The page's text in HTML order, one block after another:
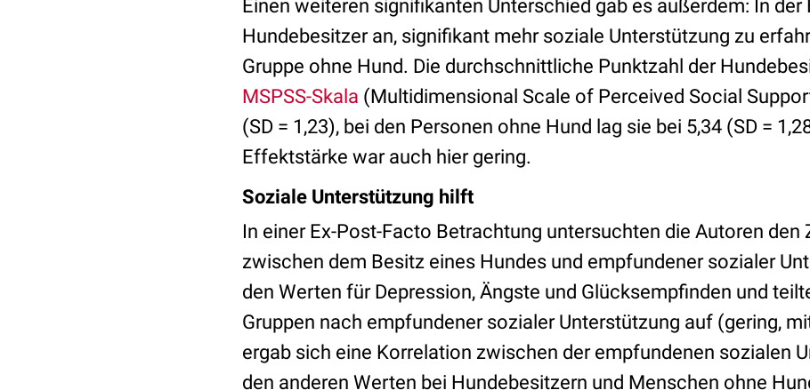
Einen weiteren signifikanten Unterschied gab es außerdem: In der
Hundebesitzer an, signifikant mehr soziale Unterstützung zu
Gruppe ohne Hund. Die durchschnittliche Punktzahl der
MSPSS-Skala (Multidimensional Scale of Perceived Social
(SD = 1,23), bei den Personen ohne Hund lag sie bei 5,34 (SD =
Effektstärke war auch hier gering.
Soziale Unterstützung hilft
In einer Ex-Post-Facto Betrachtung untersuchten die Autoren den
zwischen dem Besitz eines Hundes und empfundener sozialer
den Werten für Depression, Ängste und Glücksempfinden und
Gruppen nach empfundener sozialer Unterstützung auf (gering,
ergab sich eine Korrelation zwischen der empfundenen sozialen
den anderen Werten bei Hundebesitzern und Menschen ohne